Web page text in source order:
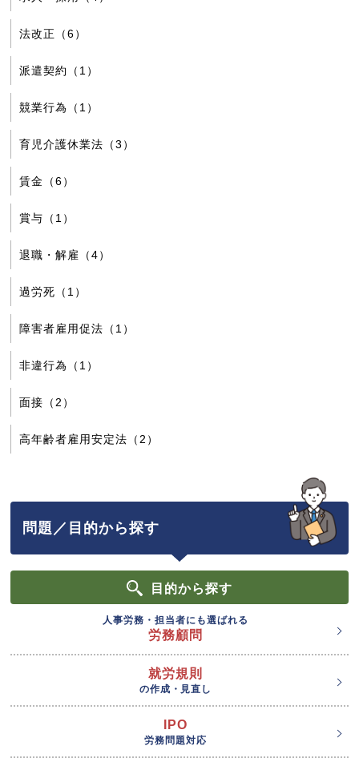
法改正（6）
派遣契約（1）
競業行為（1）
育児介護休業法（3）
賃金（6）
賞与（1）
退職・解雇（4）
過労死（1）
障害者雇用促法（1）
非違行為（1）
面接（2）
高年齢者雇用安定法（2）
問題／目的から探す
目的から探す
人事労務・担当者にも選ばれる
労務顧問
就労規則
の作成・見直し
IPO
労務問題対応